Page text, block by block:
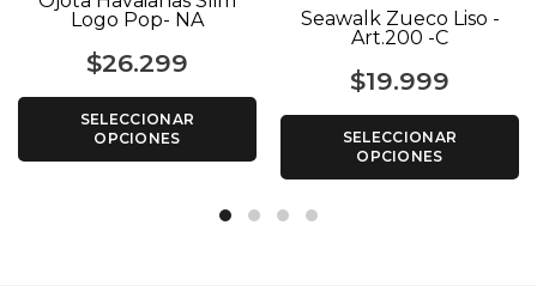
Logo Pop- NA
$26.299
SELECCIONAR
OPCIONES
Seawalk Zueco Liso -
Art.200 -C
$19.999
SELECCIONAR
OPCIONES